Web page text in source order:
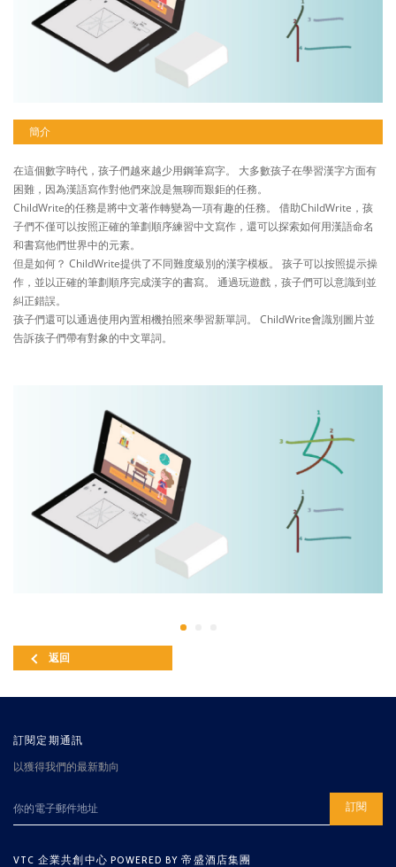
簡介
在這個數字時代，孩子們越來越少用鋼筆寫字。 大多數孩子在學習漢字方面有
困難，因為漢語寫作對他們來說是無聊而艱鉅的任務。
ChildWrite的任務是將中文著作轉變為一項有趣的任務。 借助ChildWrite，孩
子們不僅可以按照正確的筆劃順序練習中文寫作，還可以探索如何用漢語命名
和書寫他們世界中的元素。
但是如何？ ChildWrite提供了不同難度級別的漢字模板。 孩子可以按照提示操
作，並以正確的筆劃順序完成漢字的書寫。 通過玩遊戲，孩子們可以意識到並
糾正錯誤。
孩子們還可以通過使用內置相機拍照來學習新單詞。 ChildWrite會識別圖片並
告訴孩子們帶有對象的中文單詞。
返回
訂閱定期通訊
以獲得我們的最新動向
訂閱
VTC 企業共創中心 POWERED BY 帝盛酒店集團